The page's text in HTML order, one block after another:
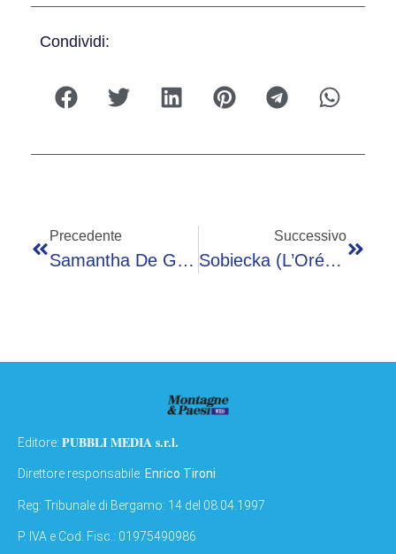
Condividi:
Precedente
Samantha De Grenet Tradita Dall’ex Fidanzato: “Ecco Come Mi Sono Vendicata”
Successivo
Sobiecka (L’Oréal Italia): “Per Nove Anni Valutati Aaa Con Certificazione Cdp”
Editore: PUBBLI MEDIA s.r.l.
Direttore responsabile: Enrico Tironi
Reg: Tribunale di Bergamo: 14 del 08.04.1997
P. IVA e Cod. Fisc.: 01975490986